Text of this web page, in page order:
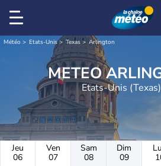
Météo Etats-Unis Texas Arlington
METEO
Etats-Unis (Texas)
Jeu
06
Ven
07
Sam
08
Dim
09